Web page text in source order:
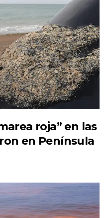
roja” en las
en Península